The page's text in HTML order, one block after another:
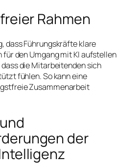
Rahmen
dass Führungskräfte klare
den Umgang mit KI aufstellen
die Mitarbeitenden sich
fühlen. So kann eine
Zusammenarbeit
der